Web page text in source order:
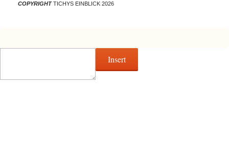
COPYRIGHTTICHYS EINBLICK 2026
Insert